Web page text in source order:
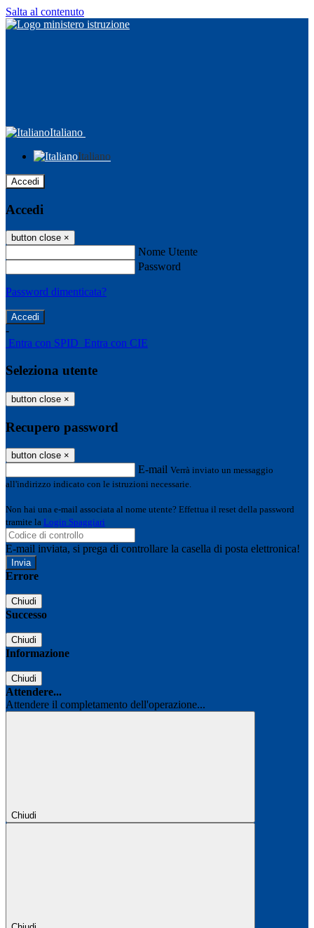
Salta al contenuto
Italiano
Italiano
Accedi
Accedi
button close ×
Nome Utente
Password
Password dimenticata?
-
Entra con SPID Entra con CIE
Seleziona utente
button close ×
Recupero password
button close ×
E-mail Verrà inviato un messaggio
all'indirizzo indicato con le istruzioni necessarie.
Non hai una e-mail associata al nome utente? Effettua il reset della password
tramite la Login Spaggiari
E-mail inviata, si prega di controllare la casella di posta elettronica!
Errore
Chiudi
Successo
Chiudi
Informazione
Chiudi
Attendere...
Attendere il completamento dell'operazione...
Chiudi